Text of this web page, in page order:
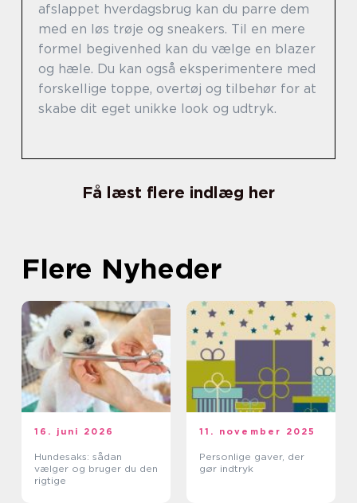
afslappet hverdagsbrug kan du parre dem
med en løs trøje og sneakers. Til en mere
formel begivenhed kan du vælge en blazer
og hæle. Du kan også eksperimentere med
forskellige toppe, overtøj og tilbehør for at
skabe dit eget unikke look og udtryk.
Få læst flere indlæg her
Flere Nyheder
16. juni 2026
Hundesaks: sådan
vælger og bruger du den
rigtige
11. november 2025
Personlige gaver, der
gør indtryk